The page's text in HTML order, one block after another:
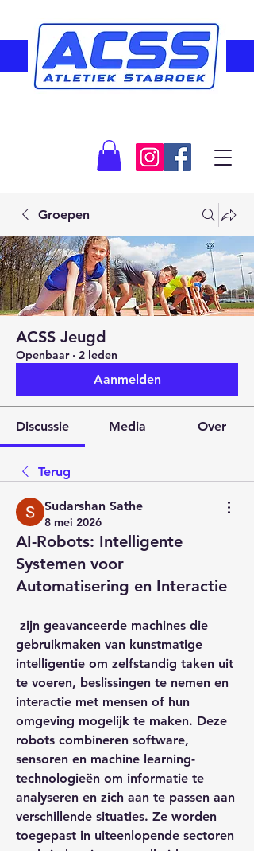
Groepen
ACSS Jeugd
Openbaar · 2 leden
Aanmelden
Discussie Media Over
Terug
Sudarshan Sathe
8 mei 2026
AI-Robots: Intelligente
Systemen voor
Automatisering en Interactie
gebruikmaken van kunstmatige
intelligentie om zelfstandig taken uit
te voeren, beslissingen te nemen en
interactie met mensen of hun
omgeving mogelijk te maken. Deze
robots combineren software,
sensoren en machine learning-
technologieën om informatie te
analyseren en zich aan te passen aan
verschillende situaties. Ze worden
toegepast in uiteenlopende sectoren